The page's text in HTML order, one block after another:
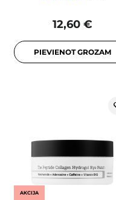
12,60 €
PIEVIENOT GROZAM
AKCIJA